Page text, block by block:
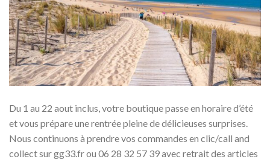
Du 1 au 22 aout inclus, votre boutique passe en horaire d’été
et vous prépare une rentrée pleine de délicieuses surprises.
Nous continuons à prendre vos commandes en clic/call and
collect sur gg33.fr ou 06 28 32 57 39 avec retrait des articles